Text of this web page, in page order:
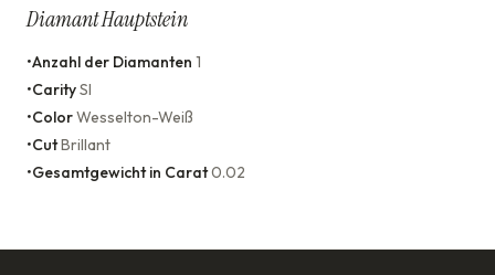
Diamant Hauptstein
•Anzahl der Diamanten 1
•CaritySI
•ColorWesselton-Weiß
•CutBrillant
•Gesamtgewicht in Carat0.02